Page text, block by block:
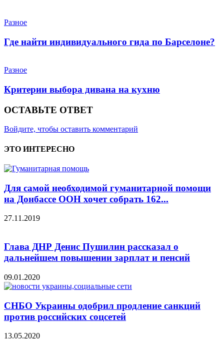
Разное
Где найти индивидуального гида по Барселоне?
Разное
Критерии выбора дивана на кухню
ОСТАВЬТЕ ОТВЕТ
Войдите, чтобы оставить комментарий
ЭТО ИНТЕРЕСНО
Для самой необходимой гуманитарной помощи
на Донбассе ООН хочет собрать 162...
27.11.2019
Глава ДНР Денис Пушилин рассказал о
дальнейшем повышении зарплат и пенсий
09.01.2020
СНБО Украины одобрил продление санкций
против российских соцсетей
13.05.2020